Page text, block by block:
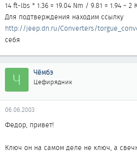
за смазка?
4. И, наверное, самый неожиданный
собственно, нужен
свечной ключ? От той машины, что была
По смазкам этим хитрым - а ими вообще
Помнится, в ВАЗы свечи вкручивал без
Федор
14 ft-lbs * 1.36 = 19.04 Nm / 9.81 = 1.94 ~ 2
Для подтверждения находим ссылку
http://jeep.dn.ru/Converters/
себя
Ч Чёмбэ
Цефирядник
06.06.2003
Федор, привет!
Ключ он на самом деле не ключ, а